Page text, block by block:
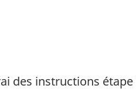
des instructions